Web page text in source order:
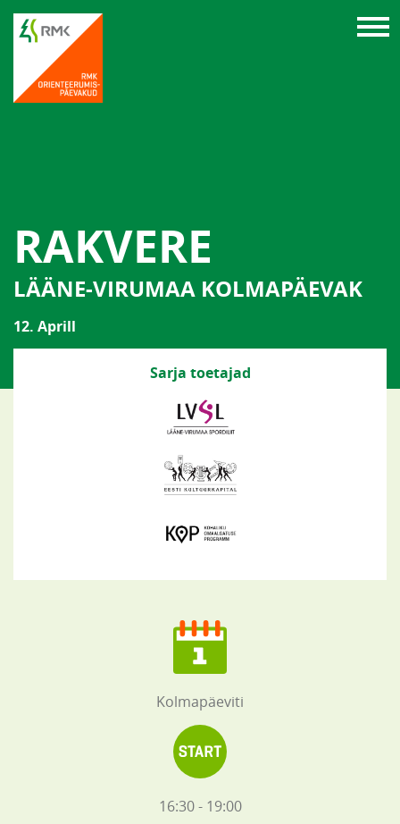
RAKVERE
LÄÄNE-VIRUMAA KOLMAPÄEVAK
12. Aprill
Sarja toetajad
Kolmapäeviti
16:30 - 19:00